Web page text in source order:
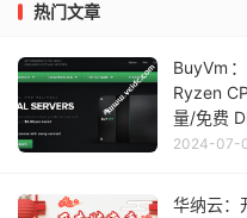
热门文章
BuyVm
Ryzen
量/免费
2024-07-
华纳云：